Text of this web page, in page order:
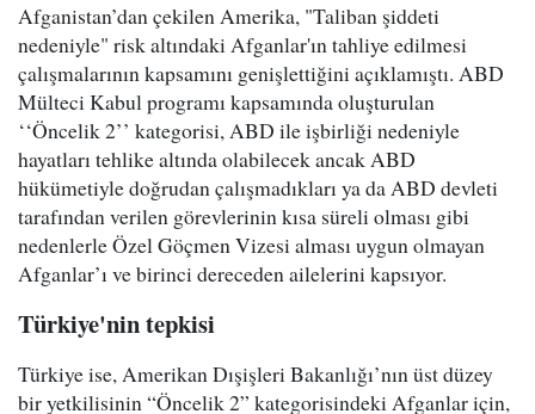
Afganistan’dan çekilen Amerika, "Taliban şiddeti
nedeniyle" risk altındaki Afganlar'ın tahliye edilmesi
çalışmalarının kapsamını genişlettiğini açıklamıştı. ABD
Mülteci Kabul programı kapsamında oluşturulan
‘‘Öncelik 2’’ kategorisi, ABD ile işbirliği nedeniyle
hayatları tehlike altında olabilecek ancak ABD
hükümetiyle doğrudan çalışmadıkları ya da ABD devleti
tarafından verilen görevlerinin kısa süreli olması gibi
nedenlerle Özel Göçmen Vizesi alması uygun olmayan
Afganlar’ı ve birinci dereceden ailelerini kapsıyor.
Türkiye'nin tepkisi
Türkiye ise, Amerikan Dışişleri Bakanlığı’nın üst düzey
bir yetkilisinin “Öncelik 2” kategorisindeki Afganlar için,